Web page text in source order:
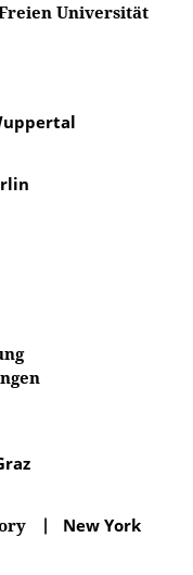
Universität
| New York